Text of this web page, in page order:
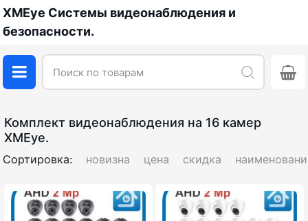
XMEye Системы видеонаблюдения и
безопасности.
Комплект видеонаблюдения на 16 камер
XMEye.
Сортировка: новизна цена скидка